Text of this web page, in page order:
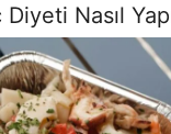
Nasıl